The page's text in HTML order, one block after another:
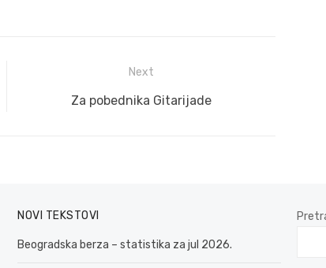
Next
Next
Za pobednika Gitarijade
NOVI TEKSTOVI
Beogradska berza – statistika za jul 2026.